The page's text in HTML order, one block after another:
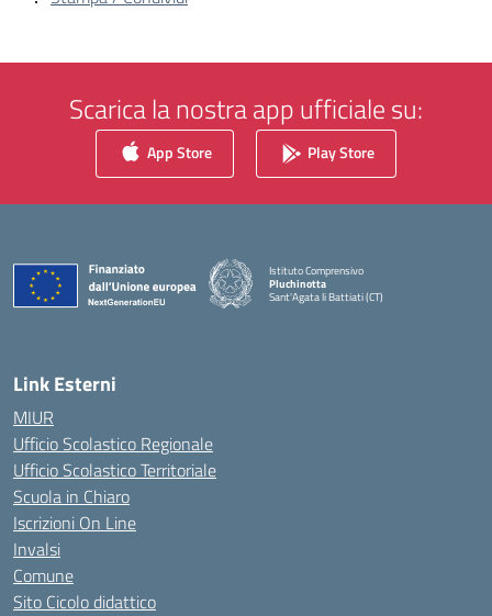
Scarica la nostra app ufficiale su:
App Store Play Store
Istituto Comprensivo
Pluchinotta
Sant'Agata li Battiati (CT)
— Visita la pagina iniziale della scuola
Link Esterni
MIUR
Ufficio Scolastico Regionale
Ufficio Scolastico Territoriale
Scuola in Chiaro
Iscrizioni On Line
Invalsi
Comune
Sito Cicolo didattico